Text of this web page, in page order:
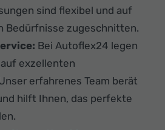
sind flexibel und auf
Bedürfnisse zugeschnitten.
Bei Autoflex24 legen
exzellenten
erfahrenes Team berät
hilft Ihnen, das perfekte